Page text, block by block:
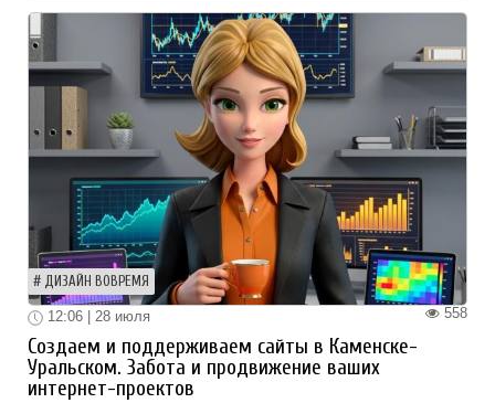
ДИЗАЙН ВОВРЕМЯ
558
12:06 | 28 июля
Создаем и поддерживаем сайты в Каменске-
Уральском. Забота и продвижение ваших
интернет-проектов